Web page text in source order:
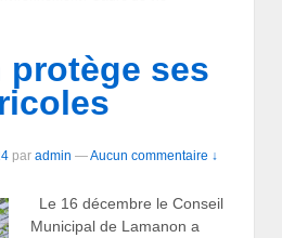
protège ses
par admin —Aucun commentaire ↓
Le 16 décembre le Conseil
Municipal de Lamanon a